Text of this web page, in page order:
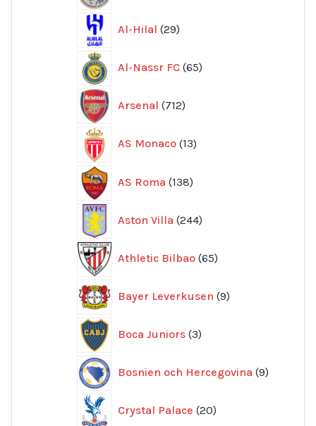
Al-Hilal 29
produkter
Al-Nassr FC 65
produkter
Arsenal 712
produkter
AS Monaco 13
produkter
AS Roma 138
produkter
Aston Villa 244
produkter
Athletic Bilbao 65
produkter
Bayer Leverkusen 9
produkter
Boca Juniors 3
produkter
Bosnien och Hercegovina 9
produkter
Crystal Palace 20
produkter